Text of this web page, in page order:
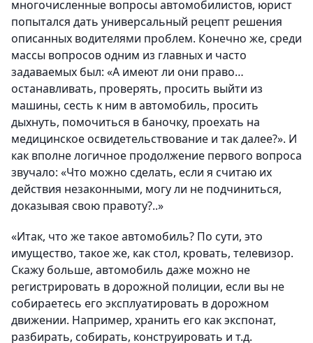
многочисленные вопросы автомобилистов, юрист
попытался дать универсальный рецепт решения
описанных водителями проблем. Конечно же, среди
массы вопросов одним из главных и часто
задаваемых был: «А имеют ли они право…
останавливать, проверять, просить выйти из
машины, сесть к ним в автомобиль, просить
дыхнуть, помочиться в баночку, проехать на
медицинское освидетельствование и так далее?». И
как вполне логичное продолжение первого вопроса
звучало: «Что можно сделать, если я считаю их
действия незаконными, могу ли не подчиниться,
доказывая свою правоту?..»
«Итак, что же такое автомобиль? По сути, это
имущество, такое же, как стол, кровать, телевизор.
Скажу больше, автомобиль даже можно не
регистрировать в дорожной полиции, если вы не
собираетесь его эксплуатировать в дорожном
движении. Например, хранить его как экспонат,
разбирать, собирать, конструировать и т.д.